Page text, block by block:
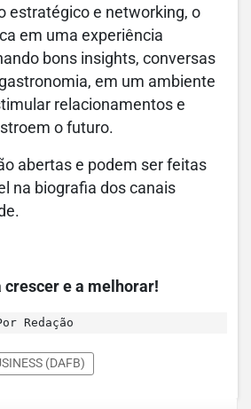
estratégico e networking, o
em uma experiência
bons insights, conversas
em um ambiente
relacionamentos e
o futuro.
abertas e podem ser feitas
na biografia dos canais
crescer e a melhorar!
Redação
(DAFB)